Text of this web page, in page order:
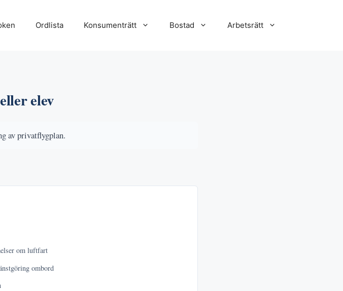
Ordlista Konsumenträtt Bostad Arbetsrätt
elev
av privatflygplan.
om luftfart
ombord